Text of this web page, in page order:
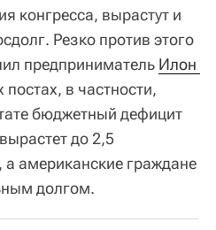
конгресса, вырастут и
Резко против этого
предприниматель Илон
в частности,
бюджетный дефицит
до 2,5
американские граждане
долгом.